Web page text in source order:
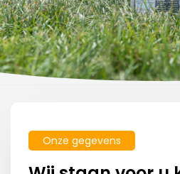
Onze gegevens